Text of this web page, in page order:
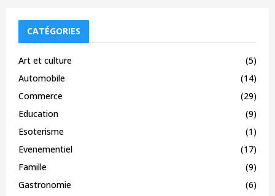
CATÉGORIES
Art et culture
(5)
Automobile
(14)
Commerce
(29)
Education
(9)
Esoterisme
(1)
Evenementiel
(17)
Famille
(9)
Gastronomie
(6)